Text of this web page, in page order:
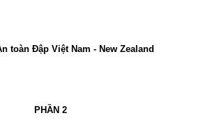
toàn Đập Việt Nam - New Zealand
PHẦN 2